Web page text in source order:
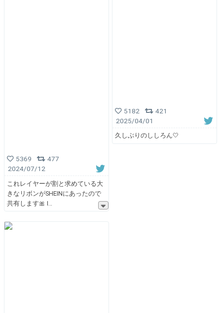
5369
477
2024/07/12
これレイヤーが割と求めている大
きなリボンがSHEINにあったので
共有します🎀 I
5182
421
2025/04/01
久しぶりのししろん🤍